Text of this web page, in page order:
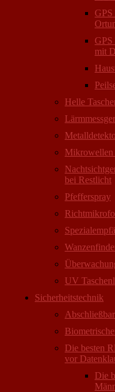
GPS
mit
Helle
Mikrowellen
bei Restlicht
Pfefferspray
UV
Sicherheitstechnik
Die besten
vor
Die